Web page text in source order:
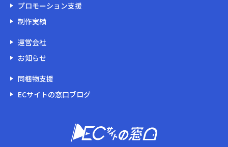
プロモーション支援
制作実績
運営会社
お知らせ
同梱物支援
ECサイトの窓口ブログ